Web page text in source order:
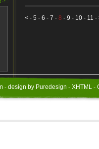
< - 5 - 6 - 7 - 8 - 9 - 10 - 11 -
- design by Puredesign - XHTML -